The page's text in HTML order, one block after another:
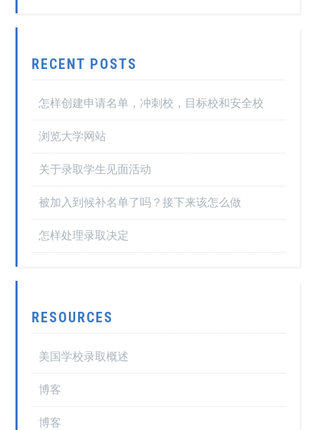
RECENT POSTS
怎样创建申请名单，冲刺校，目标校和安全校
浏览大学网站
关于录取学生见面活动
被加入到候补名单了吗？接下来该怎么做
怎样处理录取决定
RESOURCES
美国学校录取概述
博客
博客